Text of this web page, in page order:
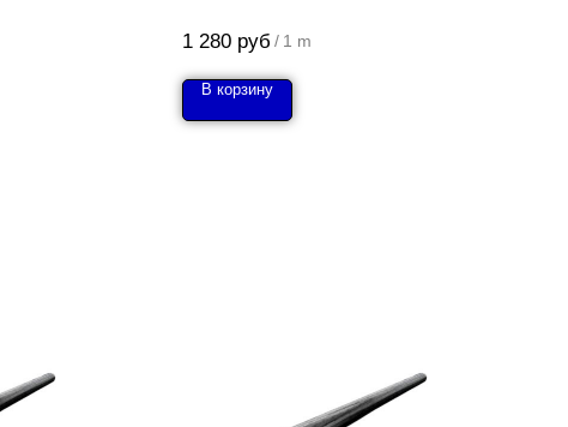
1 280 руб / 1 m
В корзину